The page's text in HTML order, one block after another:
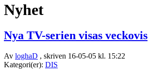
Nyhet
Nya TV-serien visas veckovis
Av loghaD , skriven 16-05-05 kl. 15:22
Kategori(er): DIS